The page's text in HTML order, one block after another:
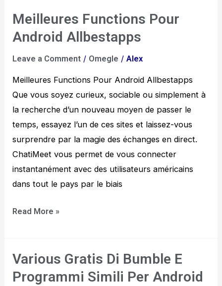
Meilleures Functions Pour
Android Allbestapps
Leave a Comment / Omegle /Alex
Meilleures Functions Pour Android Allbestapps
Que vous soyez curieux, sociable ou simplement à
la recherche d’un nouveau moyen de passer le
temps, essayez l’un de ces sites et laissez-vous
surprendre par la magie des échanges en direct.
ChatiMeet vous permet de vous connecter
instantanément avec des utilisateurs américains
dans tout le pays par le biais
Meilleures
Functions
Android
Allbestapps
Read More »
Various Gratis Di Bumble E
Programmi Simili Per Android
Various
Gratis